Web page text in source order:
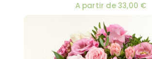
A partir de 33,00 €